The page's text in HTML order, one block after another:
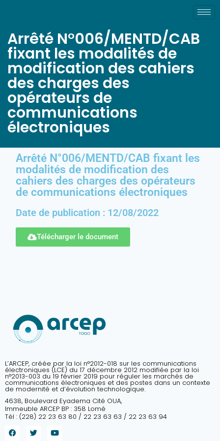
Arrêté N°006/MENTD/CAB
fixant les modalités de
modification des cahiers
des charges des
opérateurs de
communications
électroniques
Arrêté N°006/MENTD/CAB fixant les
modalités de modification des
cahiers des charges des opérateurs
de communications électroniques
Date de publication : 12/08/2022
Télécharger le document
L’ARCEP, créée par la loi n°2012-018 sur les communications
électroniques (LCE) du 17 décembre 2012 modifiée par la loi
n°2013-003 du 19 février 2019 pour réguler les marchés de
communications électroniques et des postes dans un contexte
de modernité et d’évolution technologique.
4638, Boulevard Eyadema Cité OUA,
Immeuble ARCEP BP : 358 Lomé
Tél : (228) 22 23 63 80 / 22 23 63 63 / 22 23 63 94